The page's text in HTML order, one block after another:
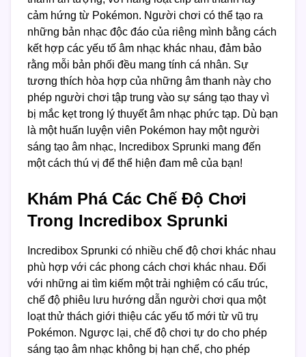
cảm hứng từ Pokémon. Người chơi có thể tạo ra
những bản nhạc độc đáo của riêng mình bằng cách
kết hợp các yếu tố âm nhạc khác nhau, đảm bảo
rằng mỗi bản phối đều mang tính cá nhân. Sự
tương thích hòa hợp của những âm thanh này cho
phép người chơi tập trung vào sự sáng tạo thay vì
bị mắc kẹt trong lý thuyết âm nhạc phức tạp. Dù bạn
là một huấn luyện viên Pokémon hay một người
sáng tạo âm nhạc, Incredibox Sprunki mang đến
một cách thú vị để thể hiện đam mê của bạn!
Khám Phá Các Chế Độ Chơi
Trong Incredibox Sprunki
Incredibox Sprunki có nhiều chế độ chơi khác nhau
phù hợp với các phong cách chơi khác nhau. Đối
với những ai tìm kiếm một trải nghiệm có cấu trúc,
chế độ phiêu lưu hướng dẫn người chơi qua một
loạt thử thách giới thiệu các yếu tố mới từ vũ trụ
Pokémon. Ngược lại, chế độ chơi tự do cho phép
sáng tạo âm nhạc không bị hạn chế, cho phép